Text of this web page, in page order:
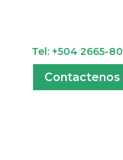
Tel: +504 2665-
Contactenos